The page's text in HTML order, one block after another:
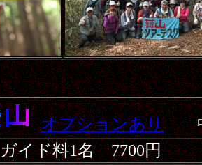
オプションあり
ガイド料1名 7700円